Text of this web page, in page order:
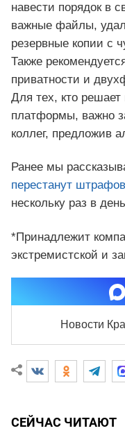
навести порядок в
важные файлы,
резервные копии с
Также
приватности и
Для тех, кто
платформы, важно
коллег, предложив
Ранее мы
перестанут
нескольку раз в
*Принадлежит
экстремистской и
Новости
СЕЙЧАС ЧИТАЮТ